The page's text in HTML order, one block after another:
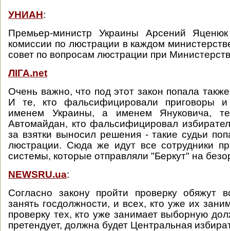
УНИАН:
Премьер-министр Украины Арсений
комиссии по люстрации в каждом
совет по вопросам люстрации при
ЛІГА.net
Очень важно, что под этот закон попала
И те, кто фальсифицировали приговоры
именем Украины, а именем Януковича,
Автомайдан, кто фальсифицировал
за взятки выносил решения - такие судьи
люстрации. Сюда же идут все сотрудники
системы, которые отправляли "Беркут" на
NEWSRU.ua:
Согласно закону пройти проверку обяжут
занять госдолжности, и всех, кто уже их
проверку тех, кто уже занимает выборную
претендует, должна будет Центральная